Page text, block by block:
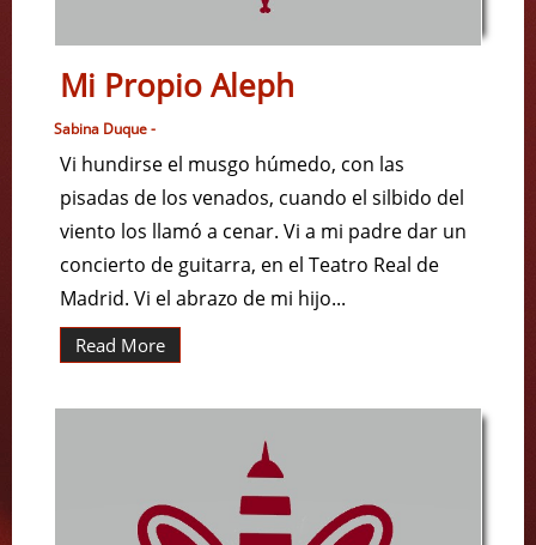
Mi Propio Aleph
Sabina Duque -
Vi hundirse el musgo húmedo, con las
pisadas de los venados, cuando el silbido del
viento los llamó a cenar. Vi a mi padre dar un
concierto de guitarra, en el Teatro Real de
Madrid. Vi el abrazo de mi hijo...
Read More